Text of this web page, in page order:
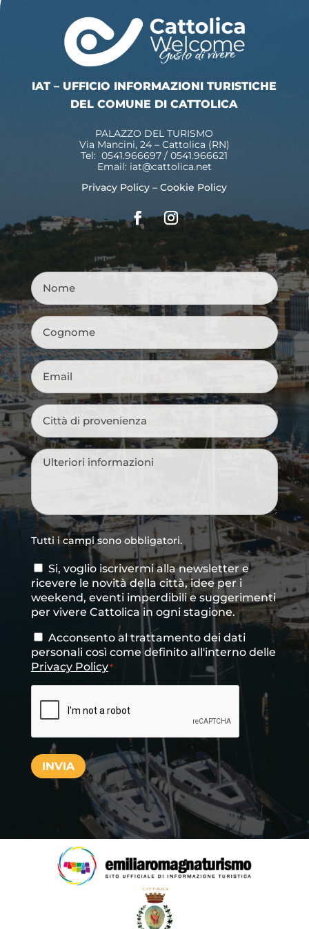
IAT – UFFICIO INFORMAZIONI TURISTICHE
DEL COMUNE DI CATTOLICA
PALAZZO DEL TURISMO
Via Mancini, 24 – Cattolica (RN)
Tel: 0541.966697 / 0541.966621
Email: iat@cattolica.net
Privacy Policy –Cookie Policy
Nome
Cognome
Email
Città
di
provenienza*
Messaggio
Tutti i campi sono obbligatori.
Consenso
newsletter
Si, voglio iscrivermi alla newsletter e
ricevere le novità della città, idee per i
weekend, eventi imperdibili e suggerimenti
per vivere Cattolica in ogni stagione.
Consenso*
Acconsento al trattamento dei dati
personali così come definito all'interno delle
Privacy Policy*
INVIA